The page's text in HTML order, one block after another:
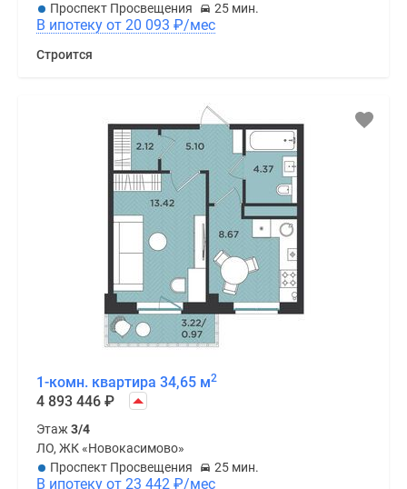
Проспект Просвещения
25 мин.
В ипотеку от 20 093 ₽/мес
Строится
1-комн. квартира 34,65 м2
4 893 446 ₽
Этаж 3/4
ЛО, ЖК «Новокасимово»
Проспект Просвещения
25 мин.
В ипотеку от 23 442 ₽/мес